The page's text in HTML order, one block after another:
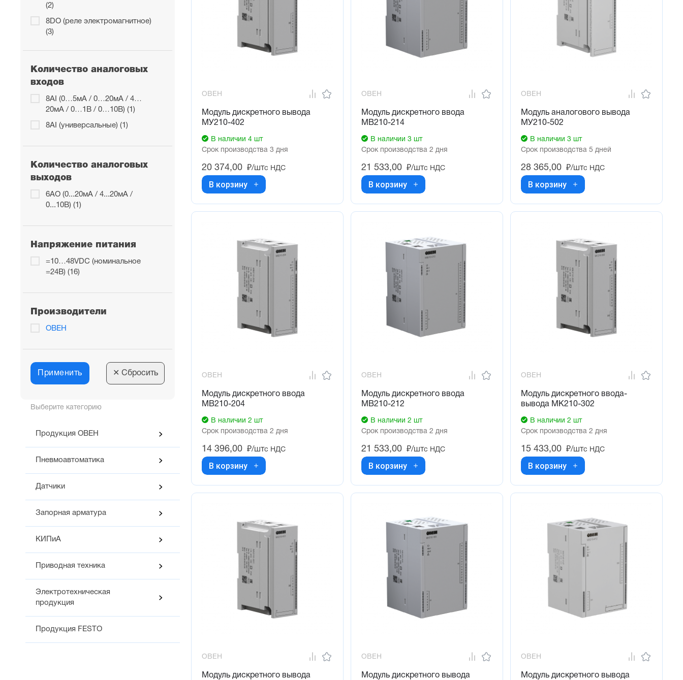
Выберите категорию
Продукция ОВЕН
Пневмоавтоматика
Датчики
Запорная арматура
КИПиА
Приводная техника
Электротехническая
продукция
Продукция FESTO
(2)
8DO (реле электромагнитное)
(3)
Количество аналоговых
входов
8AI (0…5мА / 0…20мА / 4…
20мА / 0…1В / 0…10В) (1)
8AI (универсальные) (1)
Количество аналоговых
выходов
6AO (0...20мА / 4...20мА /
0...10В) (1)
Напряжение питания
=10…48VDC (номинальное
=24В) (16)
Производители
ОВЕН
Применить ✕ Сбросить
Автоматическая раздача IP-адресов
С помощью сервисной кнопки можно назначить модулям заранее подготовленные в конфигураторе IP-адреса. Это позволяет
смонтировать все модули без их предварительной настройки, потом одновременно их включить, назначить им адреса одним
нажатием на сервисную кнопку и при необходимости сконфигурировать сразу группу модулей. Данная возможность экономит
время ввода устройств в эксплуатацию и позволяет с минимальными затратами настраивать однотипные инсталляции
пользователем. Архивные файлы могут быть считаны облачным сервисом или конфигуратором. В случае потери связи с модулем
Расширенный диапазон питания
Простое подключение к облачному сервису OwenCloud
ОВЕН
Модуль дискретного вывода
МУ210-402
В наличии 4 шт
Срок производства 3 дня
20 374,00 ₽/штс НДС
В корзину
ОВЕН
Модуль дискретного ввода
МВ210-214
В наличии 3 шт
Срок производства 2 дня
21 533,00 ₽/штс НДС
В корзину
ОВЕН
Модуль аналогового вывода
МУ210-502
В наличии 3 шт
Срок производства 5 дней
28 365,00 ₽/штс НДС
В корзину
ОВЕН
Модуль дискретного ввода
МВ210-204
В наличии 2 шт
Срок производства 2 дня
14 396,00 ₽/штс НДС
В корзину
ОВЕН
Модуль дискретного ввода
МВ210-212
В наличии 2 шт
Срок производства 2 дня
21 533,00 ₽/штс НДС
В корзину
ОВЕН
Модуль дискретного ввода-
вывода МК210-302
В наличии 2 шт
Срок производства 2 дня
15 433,00 ₽/штс НДС
В корзину
ОВЕН
Модуль дискретного вывода
ОВЕН
Модуль дискретного вывода
ОВЕН
Модуль дискретного вывода